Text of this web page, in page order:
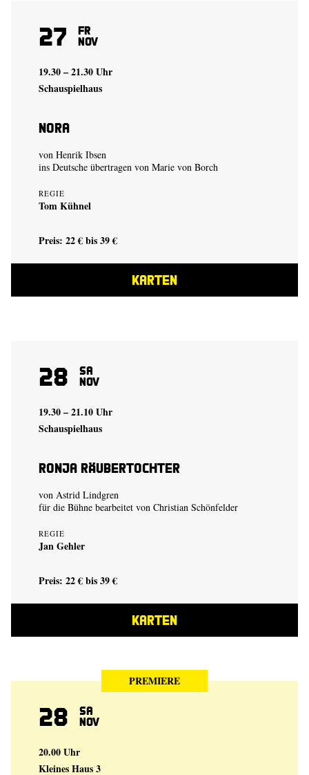
27 Fr
Nov
19.30 – 21.30 Uhr
Schauspielhaus
Nora
von Henrik Ibsen
ins Deutsche übertragen von Marie von Borch
REGIE
Tom Kühnel
Preis: 22 € bis 39 €
KARTEN
28 Sa
Nov
19.30 – 21.10 Uhr
Schauspielhaus
Ronja Räubertochter
von Astrid Lindgren
für die Bühne bearbeitet von Christian Schönfelder
REGIE
Jan Gehler
Preis: 22 € bis 39 €
KARTEN
PREMIERE
28 Sa
Nov
20.00 Uhr
Kleines Haus 3